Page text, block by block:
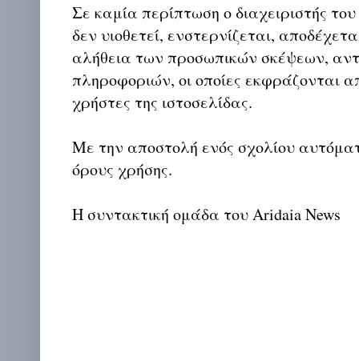
Σε καμία περίπτωση ο διαχειριστής
δεν υιοθετεί, ενστερνίζεται,
αλήθεια των προσωπικών σκέψεων,
πληροφοριών, οι οποίες εκφράζονται
χρήστες της ιστοσελίδας.
Με την αποστολή ενός σχολίου
όρους χρήσης.
Η συντακτική ομάδα του Aridaia News